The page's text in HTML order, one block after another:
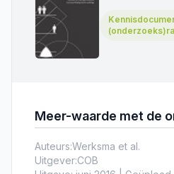
Meer-waarde met de
Auteurs:Werksma et al.
Uitgever:COB